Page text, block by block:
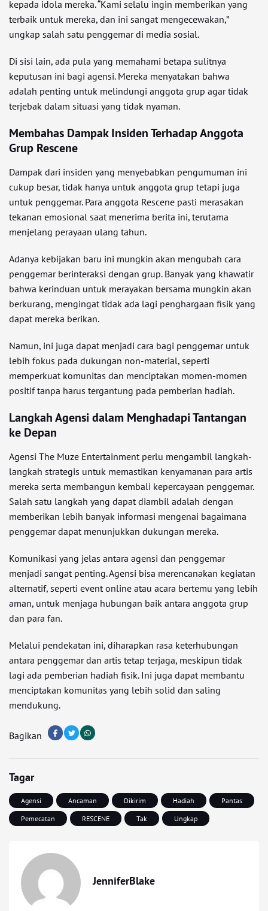
kepada idola mereka. “Kami selalu ingin memberikan yang
terbaik untuk mereka, dan ini sangat mengecewakan,”
ungkap salah satu penggemar di media sosial.
Di sisi lain, ada pula yang memahami betapa sulitnya
keputusan ini bagi agensi. Mereka menyatakan bahwa
adalah penting untuk melindungi anggota grup agar tidak
terjebak dalam situasi yang tidak nyaman.
Membahas Dampak Insiden Terhadap Anggota
Grup Rescene
Dampak dari insiden yang menyebabkan pengumuman ini
cukup besar, tidak hanya untuk anggota grup tetapi juga
untuk penggemar. Para anggota Rescene pasti merasakan
tekanan emosional saat menerima berita ini, terutama
menjelang perayaan ulang tahun.
Adanya kebijakan baru ini mungkin akan mengubah cara
penggemar berinteraksi dengan grup. Banyak yang khawatir
bahwa kerinduan untuk merayakan bersama mungkin akan
berkurang, mengingat tidak ada lagi penghargaan fisik yang
dapat mereka berikan.
Namun, ini juga dapat menjadi cara bagi penggemar untuk
lebih fokus pada dukungan non-material, seperti
memperkuat komunitas dan menciptakan momen-momen
positif tanpa harus tergantung pada pemberian hadiah.
Langkah Agensi dalam Menghadapi Tantangan
ke Depan
Agensi The Muze Entertainment perlu mengambil langkah-
langkah strategis untuk memastikan kenyamanan para artis
mereka serta membangun kembali kepercayaan penggemar.
Salah satu langkah yang dapat diambil adalah dengan
memberikan lebih banyak informasi mengenai bagaimana
penggemar dapat menunjukkan dukungan mereka.
Komunikasi yang jelas antara agensi dan penggemar
menjadi sangat penting. Agensi bisa merencanakan kegiatan
alternatif, seperti event online atau acara bertemu yang lebih
aman, untuk menjaga hubungan baik antara anggota grup
dan para fan.
Melalui pendekatan ini, diharapkan rasa keterhubungan
antara penggemar dan artis tetap terjaga, meskipun tidak
lagi ada pemberian hadiah fisik. Ini juga dapat membantu
menciptakan komunitas yang lebih solid dan saling
mendukung.
Bagikan
Tagar
Agensi Ancaman Dikirim Hadiah
Pantas
Pemecatan
RESCENE Tak Ungkap
JenniferBlake